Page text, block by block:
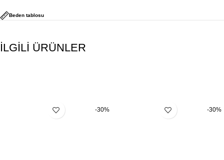
Beden tablosu
İLGİLİ ÜRÜNLER
-30% -30%